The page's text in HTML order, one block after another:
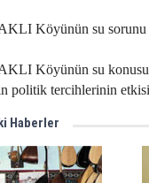
Köyünün su sorunu
Köyünün su
politik tercihlerinin etkisi
Haberler